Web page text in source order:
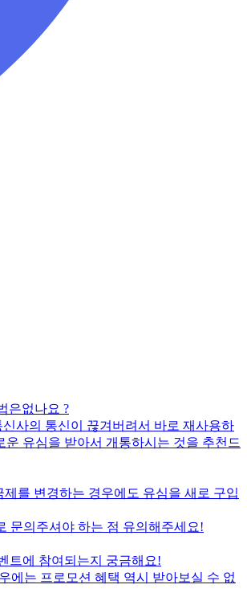
은없나요 ?
사의 통신이 끊겨버려서 바로 재사용하
유심을 받아서 개통하시는 것을 추천드
를 변경하는 경우에도 유심을 새로 구입
문의주셔야 하는 점 유의해주세요!
트에 참여되는지 궁금해요!
에는 프로모션 혜택 역시 받아보실 수 없